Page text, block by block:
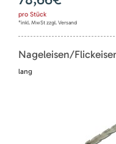
pro Stück
*inkl. MwSt zzgl. Versand
Nageleisen/
lang